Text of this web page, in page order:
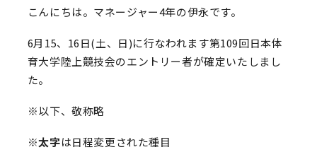
こんにちは。マネージャー4年の伊永です。
6月15、16日(土、日)に行なわれます第109回日本体
育大学陸上競技会のエントリー者が確定いたしまし
た。
※以下、敬称略
※太字は日程変更された種目